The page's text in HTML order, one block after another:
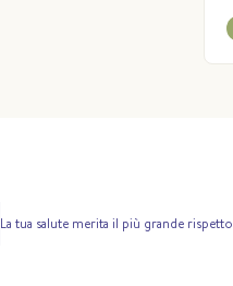
La tua salute merita il più grande rispetto